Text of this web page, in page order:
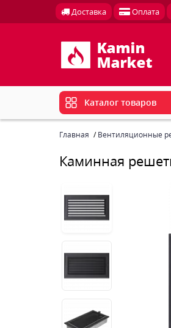
Доставка Оплата
Каталог товаров
Главная Вентиляционные
Каминная